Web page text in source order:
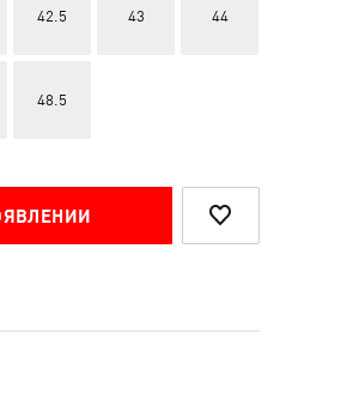
42.5 43 44
48.5